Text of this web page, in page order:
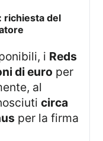
richiesta del
i Reds
di euro per
al
circa
per la firma